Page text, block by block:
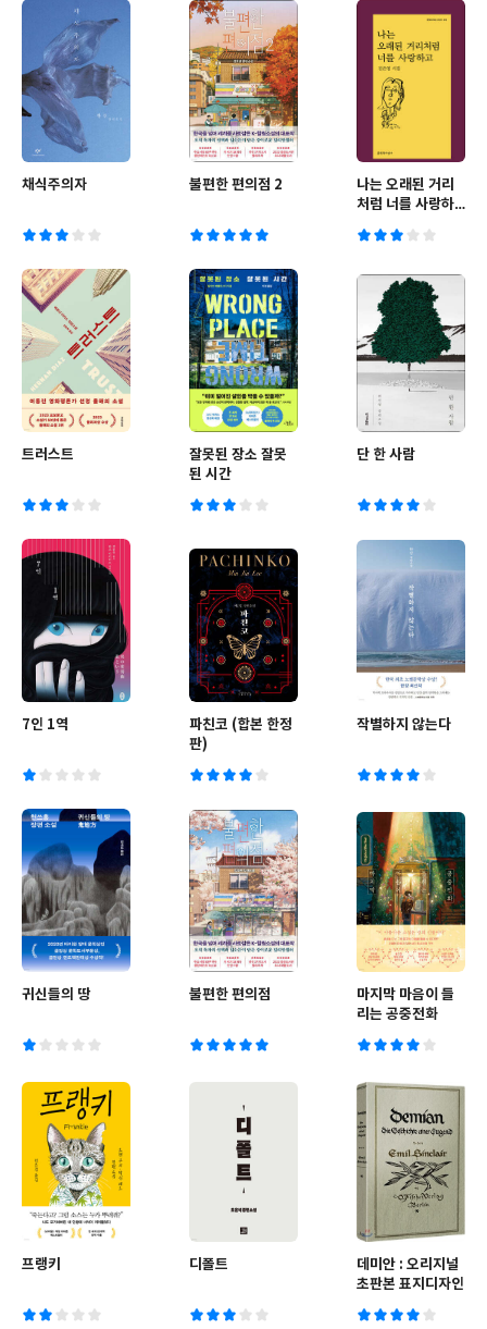
채식주의자 불편한 편의점 2
나는 오래된 거리
처럼 너를 사랑하
트러스트
잘못된 장소 잘못
된 시간
단 한 사람
7인 1역
파친코 (합본 한정
판)
작별하지 않는다
귀신들의 땅 불편한 편의점
마지막 마음이 들
리는 공중전화
프랭키 디폴트
데미안 : 오리지널
초판본 표지디자인